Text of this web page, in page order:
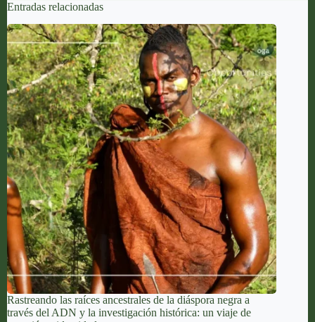
Entradas relacionadas
Rastreando las raíces ancestrales de la diáspora negra a
través del ADN y la investigación histórica: un viaje de